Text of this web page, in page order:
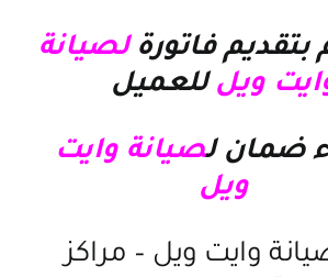
بتقديم فاتورةلصيانة
ويلللعميل
ضمان لصيانة وايت
ويل